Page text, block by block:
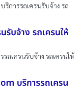
ริการรถเครนรับจ้าง รถ
รับจ้าง รถเครนให้
ถเครนรับจ้าง รถเครนให้
บริการรถเครน